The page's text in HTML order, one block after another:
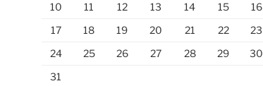
10
11 12 13 14 15
16
17
18 19 20 21 22
23
24
25 26 27 28 29
30
31